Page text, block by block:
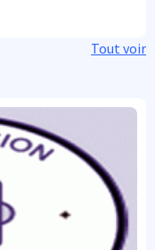
Tout voir